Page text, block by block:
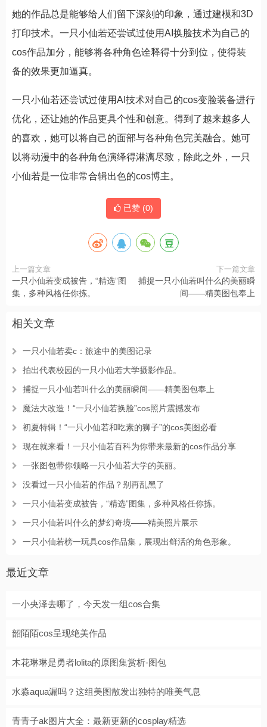
她的作品总是能够给人们留下深刻的印象，通过建模和3D
打印技术。一只小仙若还尝试过使用AI换脸技术为自己的
cos作品加分，能够将各种角色诠释得十分到位，使得装
备的效果更加逼真。
一只小仙若还尝试过使用AI技术对自己的cos变脸装备进行
优化，还让她的作品更具个性和创意。得到了越来越多人
的喜欢，她可以将自己的面部与各种角色完美融合。她可
以将动漫中的各种角色演绎得淋漓尽致，除此之外，一只
小仙若是一位非常合辑出色的cos博主。
已赞 (0)
上一篇文章
一只小仙若变成被告，“精选”图
集，多种风格任你拣。
下一篇文章
捕捉一只小仙若叫什么的美丽瞬
间——精美图包奉上
相关文章
一只小仙若卖c：旅途中的美图记录
拍出代表校园的一只小仙若大学摄影作品。
捕捉一只小仙若叫什么的美丽瞬间——精美图包奉上
魔法大改造！“一只小仙若换脸”cos照片震撼发布
初夏特辑！“一只小仙若和吃素的狮子”的cos美图必看
现在就来看！一只小仙若百科为你带来最新的cos作品分享
一张图包带你领略一只小仙若大学的美丽。
没看过一只小仙若的作品？别再乱黑了
一只小仙若变成被告，“精选”图集，多种风格任你拣。
一只小仙若叫什么的梦幻奇境——精美照片展示
一只小仙若榜一玩具cos作品集，展现出鲜活的角色形象。
最近文章
一小央泽去哪了，今天发一组cos合集
韶陌陌cos呈现绝美作品
木花琳琳是勇者lolita的原图集赏析-图包
水淼aqua漏吗？这组美图散发出独特的唯美气息
青青子ak图片大全：最新更新的cosplay精选